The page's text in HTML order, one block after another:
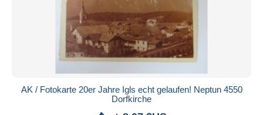
AK / Fotokarte 20er Jahre Igls echt gelaufen! Neptun 4550
Dorfkirche